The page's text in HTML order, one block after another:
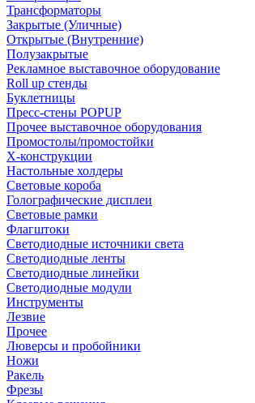
Трансформаторы
Закрытые (Уличные)
Открытые (Внутренние)
Полузакрытые
Рекламное выставочное оборудование
Roll up стенды
Буклетницы
Пресс-стены POPUP
Прочее выставочное оборудования
Промостолы/промостойки
Х-конструкции
Настольные холдеры
Световые короба
Голографические дисплеи
Световые рамки
Флагштоки
Светодиодные источники света
Светодиодные ленты
Светодиодные линейки
Светодиодные модули
Инструменты
Лезвие
Прочее
Люверсы и пробойники
Ножи
Ракель
Фрезы